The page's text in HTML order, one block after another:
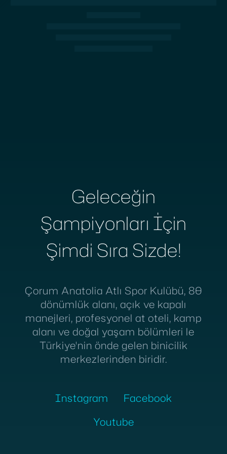
Nisan 18, 2025
2025 ATLI DAYANIKLILIK BALKAN
Geleceğin
Şampiyonları İçin
Şimdi Sıra Sizde!
Çorum Anatolia Atlı Spor Kulübü, 80
dönümlük alanı, açık ve kapalı
manejleri, profesyonel at oteli, kamp
alanı ve doğal yaşam bölümleri le
Türkiye'nin önde gelen binicilik
merkezlerinden biridir.
Instagram
Facebook
Youtube